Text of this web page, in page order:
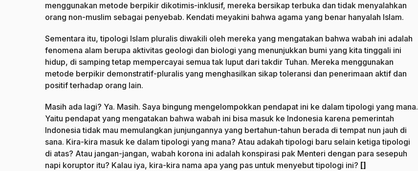
menggunakan metode berpikir dikotimis-inklusif, mereka bersikap terbuka dan tidak menyalahkan
orang non-muslim sebagai penyebab. Kendati meyakini bahwa agama yang benar hanyalah Islam.
Sementara itu, tipologi Islam pluralis diwakili oleh mereka yang mengatakan bahwa wabah ini adalah
fenomena alam berupa aktivitas geologi dan biologi yang menunjukkan bumi yang kita tinggali ini
hidup, di samping tetap mempercayai semua tak luput dari takdir Tuhan. Mereka menggunakan
metode berpikir demonstratif-pluralis yang menghasilkan sikap toleransi dan penerimaan aktif dan
positif terhadap orang lain.
Masih ada lagi? Ya. Masih. Saya bingung mengelompokkan pendapat ini ke dalam tipologi yang mana.
Yaitu pendapat yang mengatakan bahwa wabah ini bisa masuk ke Indonesia karena pemerintah
Indonesia tidak mau memulangkan junjungannya yang bertahun-tahun berada di tempat nun jauh di
sana. Kira-kira masuk ke dalam tipologi yang mana? Atau adakah tipologi baru selain ketiga tipologi
di atas? Atau jangan-jangan, wabah korona ini adalah konspirasi pak Menteri dengan para sesepuh
napi koruptor itu? Kalau iya, kira-kira nama apa yang pas untuk menyebut tipologi ini? []